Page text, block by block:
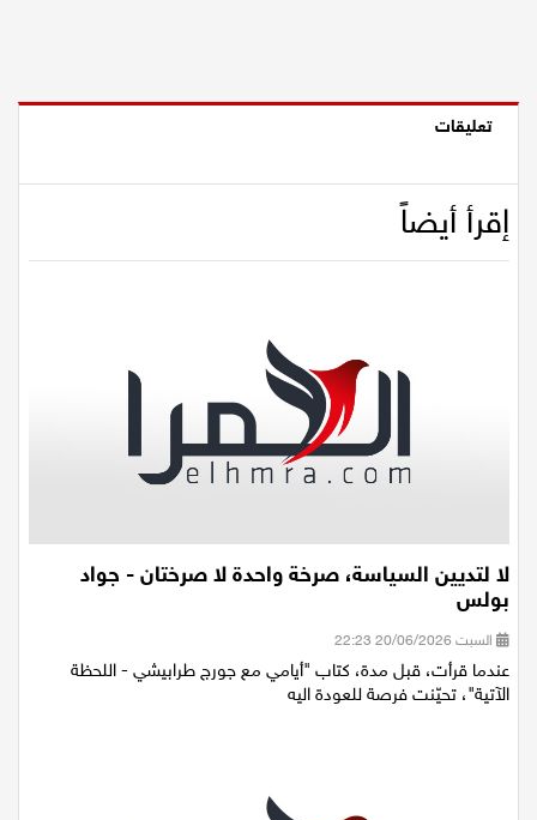
تعليقات
إقرأ أيضاً
لا لتديين السياسة، صرخة واحدة لا صرختان - جواد
بولس
السبت 20/06/2026 22:23
عندما قرأت، قبل مدة، كتاب "أيامي مع جورج طرابيشي - اللحظة
الآتية"، تحيّنت فرصة للعودة اليه